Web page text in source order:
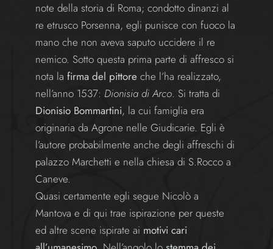
note della storia di Roma; condotto dinanzi al
re etrusco Porsenna, egli punisce con fuoco la
mano che non aveva saputo uccidere il re
nemico. Sotto questa prima parte di affresco si
nota lafirma del pittore che l’ha realizzato,
nell’anno 1537: Dionisia di Arco. Si tratta di
Dionisio Bommartini, la cui famiglia era
originaria da Agrone nelle Giudicarie. Egli è
l’autore probabilmente anche degli affreschi di
palazzo Marchetti e nella chiesa di S.Rocco a
Caneve.
Quasi certamente egli segue Nicolò a
Mantova e di qui trae ispirazione per queste
ed altre scene ispirate ai motivi cari